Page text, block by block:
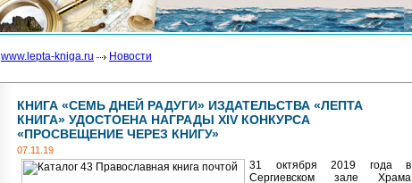
www.lepta-kniga.ru Новости
КНИГА «СЕМЬ ДНЕЙ РАДУГИ» ИЗДАТЕЛЬСТВА «ЛЕПТА
КНИГА» УДОСТОЕНА НАГРАДЫ XIV КОНКУРСА
«ПРОСВЕЩЕНИЕ ЧЕРЕЗ КНИГУ»
07.11.19
31 октября 2019 года в
Сергиевском зале Храма